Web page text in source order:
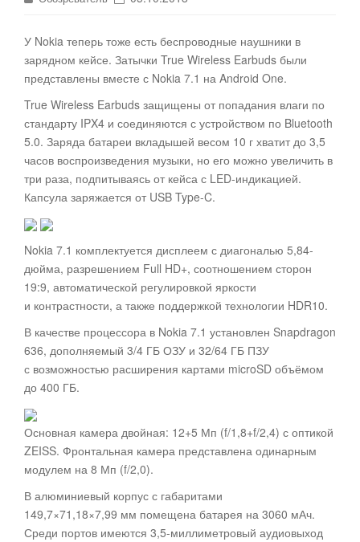
У Nokia теперь тоже есть беспроводные наушники в
зарядном кейсе. Затычки True Wireless Earbuds были
представлены вместе с Nokia 7.1 на Android One.
True Wireless Earbuds защищены от попадания влаги по
стандарту IPX4 и соединяются с устройством по Bluetooth
5.0. Заряда батареи вкладышей весом 10 г хватит до 3,5
часов воспроизведения музыки, но его можно увеличить в
три раза, подпитываясь от кейса с LED-индикацией.
Капсула заряжается от USB Type-C.
Nokia 7.1 комплектуется дисплеем с диагональю 5,84-
дюйма, разрешением Full HD+, соотношением сторон
19:9, автоматической регулировкой яркости
и контрастности, а также поддержкой технологии HDR10.
В качестве процессора в Nokia 7.1 установлен Snapdragon
636, дополняемый 3/4 ГБ ОЗУ и 32/64 ГБ ПЗУ
с возможностью расширения картами microSD объёмом
до 400 ГБ.
Основная камера двойная: 12+5 Мп (f/1,8+f/2,4) с оптикой
ZEISS. Фронтальная камера представлена одинарным
модулем на 8 Мп (f/2,0).
В алюминиевый корпус с габаритами
149,7×71,18×7,99 мм помещена батарея на 3060 мАч.
Среди портов имеются 3,5-миллиметровый аудиовыход